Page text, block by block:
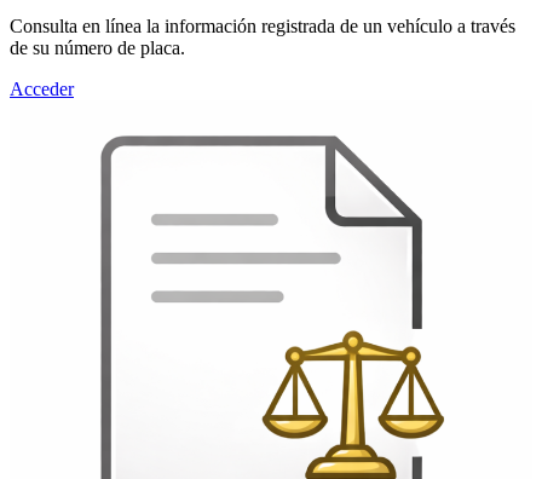
Consulta en línea la información registrada de un vehículo a través
de su número de placa.
Acceder